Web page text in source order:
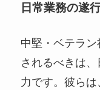
日常業務の遂
中堅・ベテラ
されるべきは
力です。彼ら